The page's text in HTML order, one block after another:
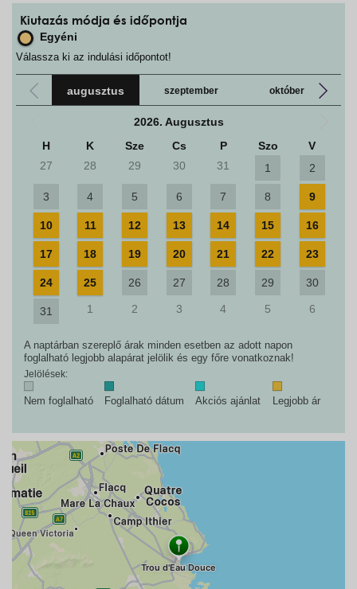
Kiutazás módja és időpontja
Egyéni
Válassza ki az indulási időpontot!
augusztus szeptember október
2026. Augusztus
H
K Sze Cs P Szo
V
27
28 29 30 31 1 2
3 4 5 6 7 8 9
10 11 12 13 14 15 16
17 18 19 20 21 22 23
24 25 26 27 28 29 30
31 1 2 3 4 5 6
A naptárban szereplő árak minden esetben az adott napon
foglalható legjobb alapárat jelölik és egy főre vonatkoznak!
Jelölések:
Nem foglalható Foglalható dátum Akciós ajánlat Legjobb ár